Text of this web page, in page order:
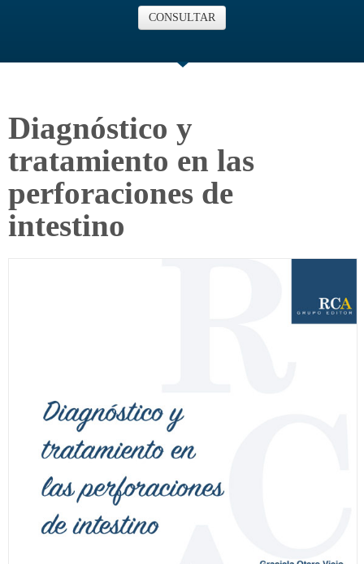
CONSULTAR
Diagnóstico y
tratamiento en las
perforaciones de
intestino